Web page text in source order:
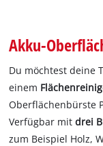
Akku-
Du möchtest deine
einem
Oberflächenbürste
Verfügbar mitdrei
zum Beispiel Holz,